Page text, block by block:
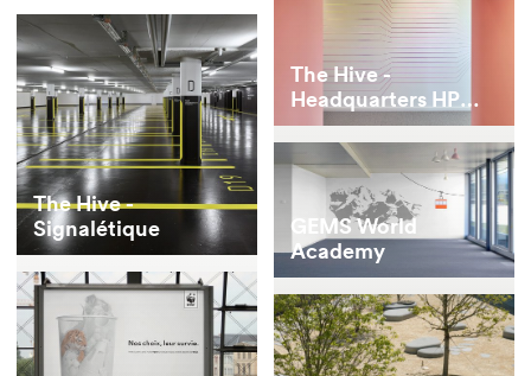
The Hive -
Headquarters HP
Inc. et HP Enterprise
The Hive -
Signalétique
GEMS World
Academy